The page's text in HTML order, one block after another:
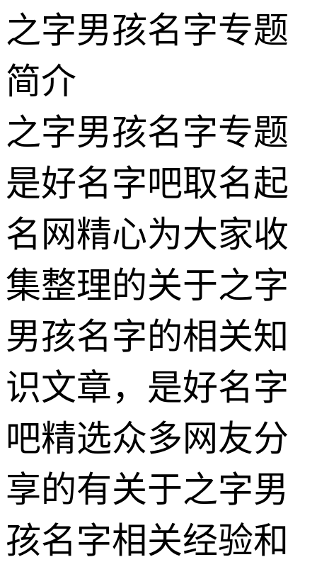
之字男孩名字专题
简介
之字男孩名字专题
是好名字吧取名起
名网精心为大家收
集整理的关于之字
男孩名字的相关知
识文章，是好名字
吧精选众多网友分
享的有关于之字男
孩名字相关经验和